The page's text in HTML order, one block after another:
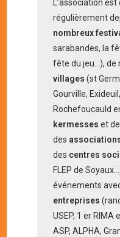
L’association
régulièrement
nombreux
sarabandes, la
fête du jeu…),
villages (st
Gourville,
Rochefoucauld
kermesses et
des
des centres
FLEP de
événements
entreprises
USEP, 1 er
ASP, ALPHA,